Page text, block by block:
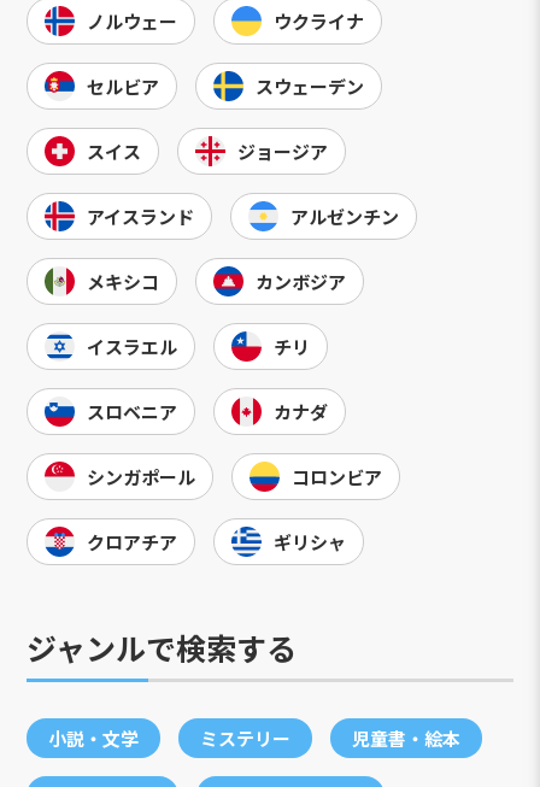
ノルウェー ウクライナ
セルビア スウェーデン
スイス ジョージア
アイスランド アルゼンチン
メキシコ カンボジア
イスラエル チリ
スロベニア カナダ
シンガポール コロンビア
クロアチア ギリシャ
ジャンルで検索する
小説・文学 ミステリー 児童書・絵本